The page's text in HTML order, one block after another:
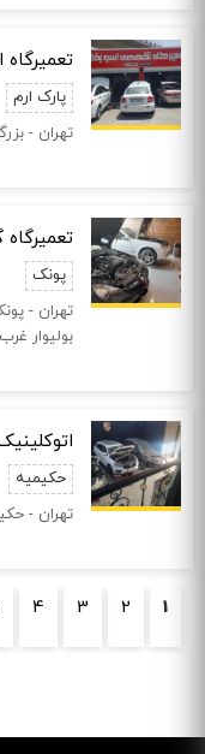
پارک ارم
تهران -
پونک
تهران -
بولیوار
حکیمیه
تهران -
صفحه‌ها
1
2
3
4